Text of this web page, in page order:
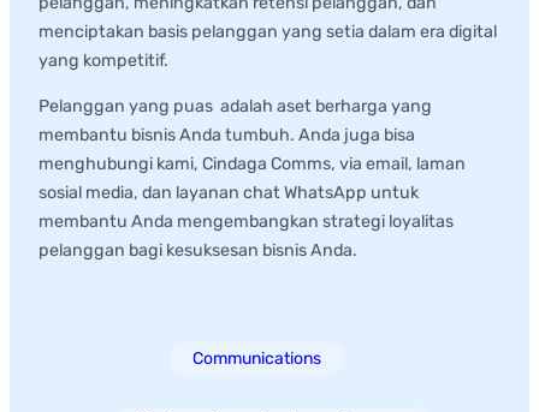
menciptakan basis pelanggan yang setia dalam era digital
yang kompetitif.
Pelanggan yang puas adalah aset berharga yang
membantu bisnis Anda tumbuh. Anda juga bisa
menghubungi kami, Cindaga Comms, via email, laman
sosial media, dan layanan chat WhatsApp untuk
membantu Anda mengembangkan strategi loyalitas
pelanggan bagi kesuksesan bisnis Anda.
Communications